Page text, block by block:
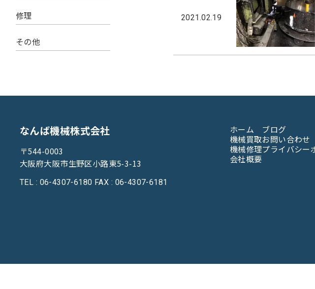
修理
その他
2021.02.19
なんば機械株式会社
〒544-0003
大阪府大阪市生野区小路東5-3-13
TEL : 06-4307-6180 FAX : 06-4307-6181
ホーム
機械買取
機械修理
会社概要
ブログ
お問い合わせ
プライバシー